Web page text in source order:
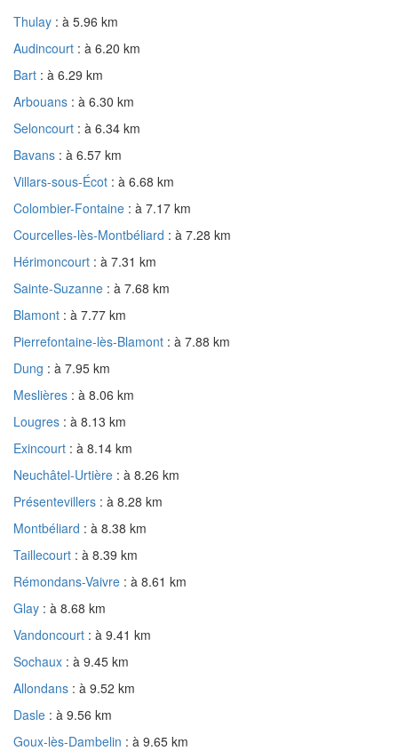
Thulay : à 5.96 km
Audincourt : à 6.20 km
Bart : à 6.29 km
Arbouans : à 6.30 km
Seloncourt : à 6.34 km
Bavans : à 6.57 km
Villars-sous-Écot : à 6.68 km
Colombier-Fontaine : à 7.17 km
Courcelles-lès-Montbéliard : à 7.28 km
Hérimoncourt : à 7.31 km
Sainte-Suzanne : à 7.68 km
Blamont : à 7.77 km
Pierrefontaine-lès-Blamont : à 7.88 km
Dung : à 7.95 km
Meslières : à 8.06 km
Lougres : à 8.13 km
Exincourt : à 8.14 km
Neuchâtel-Urtière : à 8.26 km
Présentevillers : à 8.28 km
Montbéliard : à 8.38 km
Taillecourt : à 8.39 km
Rémondans-Vaivre : à 8.61 km
Glay : à 8.68 km
Vandoncourt : à 9.41 km
Sochaux : à 9.45 km
Allondans : à 9.52 km
Dasle : à 9.56 km
Goux-lès-Dambelin : à 9.65 km